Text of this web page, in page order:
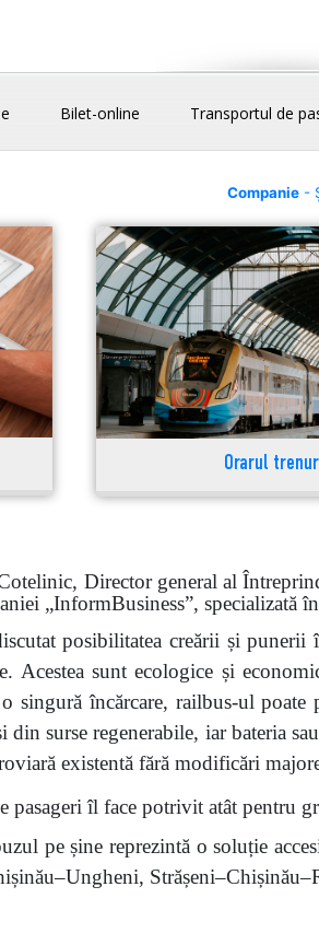
Bilet-online Transportul de
Companie-
Orarul
Director general al
„InformBusiness”, specializată
posibilitatea creării și punerii
Acestea sunt ecologice și
singură încărcare, railbus-ul
surse regenerabile, iar bateria
existentă fără modificări
pasageri îl face potrivit atât
pe șine reprezintă o soluție